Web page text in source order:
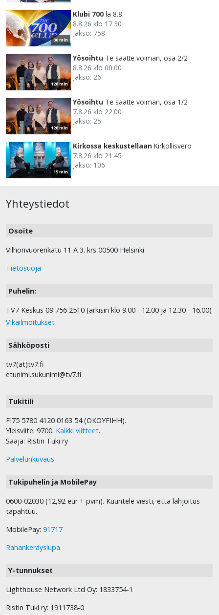
30 min
Klubi 700 la 8.8.
8.8.26 klo 17.30
Jakso: 758
120 min
Yösoihtu Te saatte voiman, osa 2/2
8.8.26 klo 00.00
Jakso: 26
120 min
Yösoihtu Te saatte voiman, osa 1/2
7.8.26 klo 22.00
Jakso: 25
15 min
Kirkossa keskustellaan Kirkollisvero
7.8.26 klo 21.45
Jakso: 106
Yhteystiedot
Osoite
Vilhonvuorenkatu 11 A 3. krs 00500 Helsinki
Tietosuoja
Puhelin:
TV7 Keskus 09 756 2510 (arkisin klo 9.00 - 12.00 ja 12.30 - 16.00)
Vikailmoitukset
Sähköposti
tv7(at)tv7.fi
etunimi.sukunimi@tv7.fi
Tukitili
FI75 5780 4120 0163 54 (OKOYFIHH).
Yleisviite: 9700. Kaikki viitteet.
Saaja: Ristin Tuki ry
Palvelunkuvaus
Tukipuhelin ja MobilePay
0600-02030 (12,92 eur + pvm). Kuuntele viesti, että lahjoitus
tapahtuu.
MobilePay: 91717
Rahankeräyslupa
Y-tunnukset
Lighthouse Network Ltd Oy: 1833754-1
Ristin Tuki ry: 1911738-0